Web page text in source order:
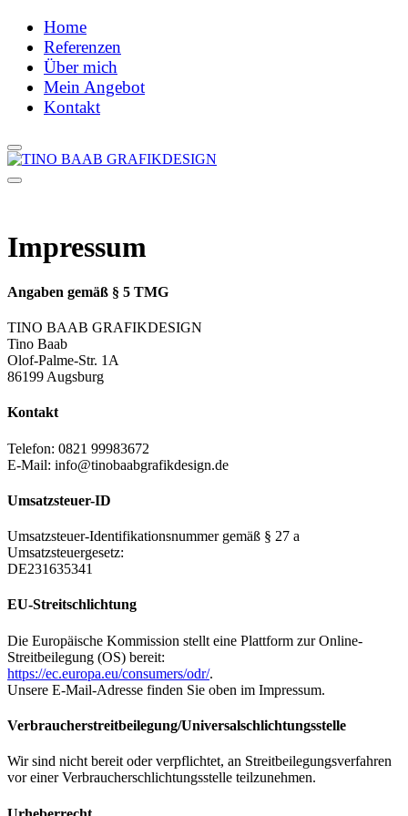
Home
Referenzen
Über mich
Mein Angebot
Kontakt
Impressum
Angaben gemäß § 5 TMG
TINO BAAB GRAFIKDESIGN
Tino Baab
Olof-Palme-Str. 1A
86199 Augsburg
Kontakt
Telefon: 0821 99983672
E-Mail: info@tinobaabgrafikdesign.de
Umsatzsteuer-ID
Umsatzsteuer-Identifikationsnummer gemäß § 27 a
Umsatzsteuergesetz:
DE231635341
EU-Streitschlichtung
Die Europäische Kommission stellt eine Plattform zur Online-
Streitbeilegung (OS) bereit:
https://ec.europa.eu/consumers/odr/.
Unsere E-Mail-Adresse finden Sie oben im Impressum.
Verbraucherstreitbeilegung/Universalschlichtungsstelle
Wir sind nicht bereit oder verpflichtet, an Streitbeilegungsverfahren
vor einer Verbraucherschlichtungsstelle teilzunehmen.